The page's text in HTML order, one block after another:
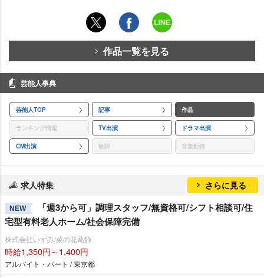
作品一覧を見る
芸能人事典
芸能人TOP 記事 作品
ランキング情報 TV出演 ドラマ出演
CM出演 歌詞 音楽配信
求人特集 さらに見る
NEW
「週3から可」調理スタッフ/無資格可/シフト相談可/住
宅型有料老人ホーム/社会保障完備
株式会社いずみ/菜の花葛飾
時給1,350円～1,400円
アルバイト・パート / 東京都